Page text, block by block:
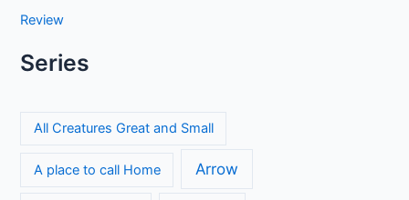
Review
Series
All Creatures Great and Small
A place to call Home Arrow